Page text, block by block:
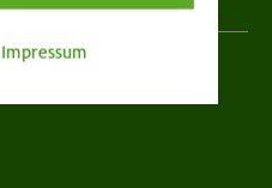
Impressum